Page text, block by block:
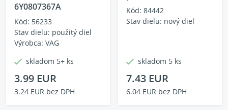
6Y0807367A
Kód: 56233
Stav dielu: použitý diel
Výrobca: VAG
skladom 5+ ks
3.99 EUR
3.24 EUR bez DPH
Kód: 84442
Stav dielu: nový diel
skladom 5 ks
7.43 EUR
6.04 EUR bez DPH